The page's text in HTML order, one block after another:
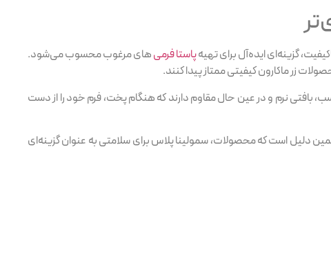
گزینه‌ای ایده‌آل برای تهیهپاستا فرمیهای مرغوب محسوب می‌شود.
زر ماکارون کیفیتی ممتاز پیدا کنند.
نرم و در عین حال مقاوم دارند که هنگام پخت، فرم خود را از دست
دلیل است که محصولات، سمولینا پلاس برای سلامتی به عنوان گزینه‌ای